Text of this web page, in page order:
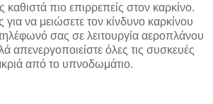
καθιστά πιο επιρρεπείς στον καρκίνο.
να μειώσετε τον κίνδυνο καρκίνου
τηλέφωνό σας σε λειτουργία αεροπλάνου
απενεργοποιείστε όλες τις συσκευές
από το υπνοδωμάτιο.